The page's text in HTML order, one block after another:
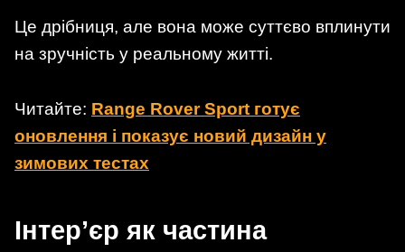
Це дрібниця, але вона може суттєво вплинути
на зручність у реальному житті.
Читайте: Range Rover Sport готує
оновлення і показує новий дизайн у
зимових тестах
Інтер’єр як частина